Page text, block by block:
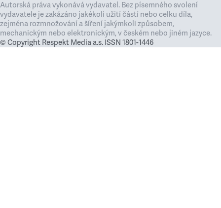
Autorská práva vykonává vydavatel. Bez písemného svolení
vydavatele je zakázáno jakékoli užití částí nebo celku díla,
zejména rozmnožování a šíření jakýmkoli způsobem,
mechanickým nebo elektronickým, v českém nebo jiném jazyce.
© Copyright Respekt Media a.s. ISSN 1801-1446